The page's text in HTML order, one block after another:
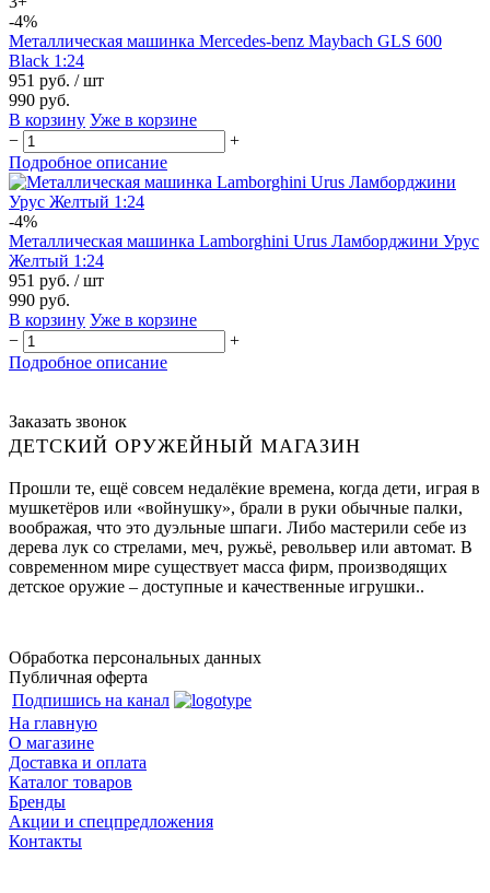
-4%
Металлическая машинка Mercedes-benz Maybach GLS 600
Black 1:24
951 руб. / шт
990 руб.
В корзину Уже в корзине
−
+
Подробное описание
-4%
Металлическая машинка Lamborghini Urus Ламборджини Урус
Желтый 1:24
951 руб. / шт
990 руб.
В корзину Уже в корзине
−
+
Подробное описание
Заказать звонок
ДЕТСКИЙ ОРУЖЕЙНЫЙ МАГАЗИН
Прошли те, ещё совсем недалёкие времена, когда дети, играя в
мушкетёров или «войнушку», брали в руки обычные палки,
воображая, что это дуэльные шпаги. Либо мастерили себе из
дерева лук со стрелами, меч, ружьё, револьвер или автомат. В
современном мире существует масса фирм, производящих
детское оружие – доступные и качественные игрушки..
Обработка персональных данных
Публичная оферта
Подпишись на канал
На главную
О магазине
Доставка и оплата
Каталог товаров
Бренды
Акции и спецпредложения
Контакты